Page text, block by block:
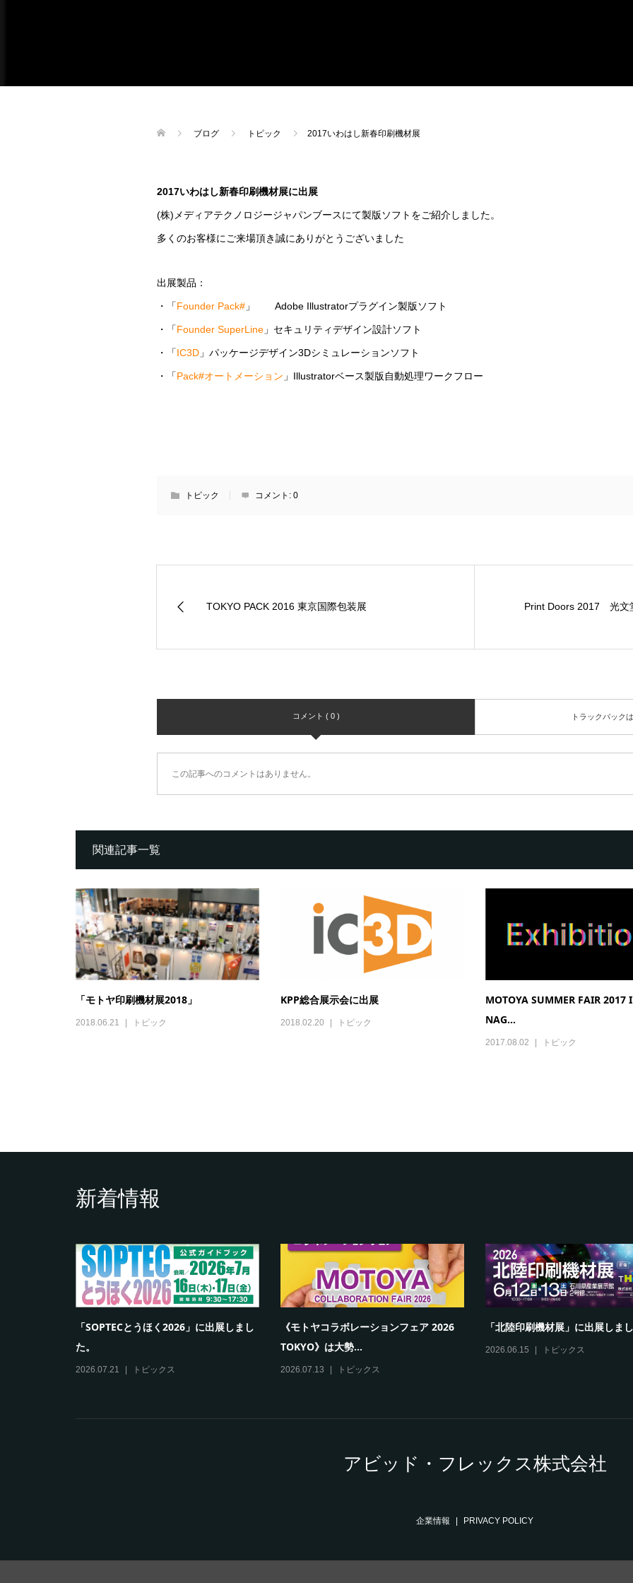
ブログ トピック 2017いわはし新春印刷機材展
2017いわはし新春印刷機材展に出展
(株)メディアテクノロジージャパンブースにて製版ソフトをご紹介しました。
多くのお客様にご来場頂き誠にありがとうございました
出展製品：
・「Founder Pack# 」 Adobe Illustratorプラグイン製版ソフト
・「Founder SuperLine 」セキュリティデザイン設計ソフト
・「IC3D 」パッケージデザイン3Dシミュレーションソフト
・「Pack#オートメーション 」Illustratorベース製版自動処理ワークフロー
トピック コメント: 0
TOKYO PACK 2016 東京国際包装展 Print Doors 2017 光文
コメント ( 0 ) トラックバック
この記事へのコメントはありません。
関連記事一覧
「モトヤ印刷機材展2018」
2018.06.21 トピック
KPP総合展示会に出展
2018.02.20 トピック
MOTOYA SUMMER FAIR 2017
NAG...
2017.08.02 トピック
新着情報
「SOPTECとうほく2026」に出展しまし
た。
2026.07.21 トピックス
《モトヤコラボレーションフェア 2026
TOKYO》は大勢...
2026.07.13 トピックス
「北陸印刷機材展」に出展しまし
2026.06.15 トピックス
アビッド・フレックス株式会社
企業情報 PRIVACY POLICY